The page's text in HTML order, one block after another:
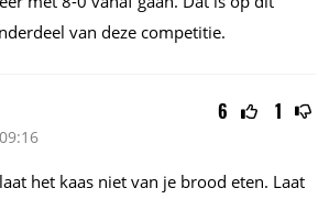
van deze competitie.
6 1
het kaas niet van je brood eten. Laat